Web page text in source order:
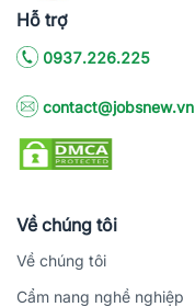
Hỗ trợ
0937.226.225
contact@jobsnew.vn
Về chúng tôi
Về chúng tôi
Cẩm nang nghề nghiệp